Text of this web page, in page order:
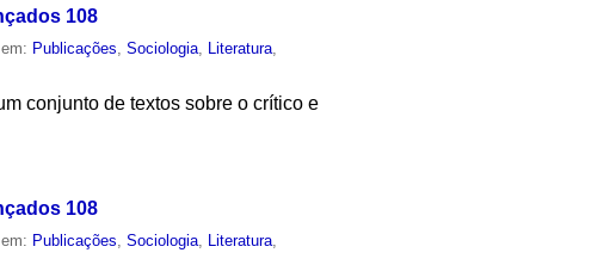
108
Publicações ,Sociologia Literatura
conjunto de textos sobre o crítico e
108
Publicações,Sociologia, Literatura,